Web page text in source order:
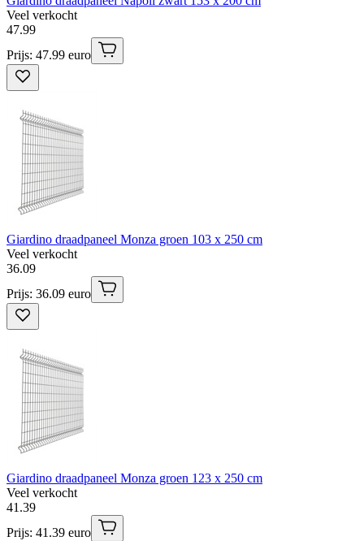
Veel verkocht
47.99
Prijs: 47.99 euro
Giardino draadpaneel Monza groen 103 x 250 cm
Veel verkocht
36.09
Prijs: 36.09 euro
Giardino draadpaneel Monza groen 123 x 250 cm
Veel verkocht
41 .39
Prijs: 41.39 euro